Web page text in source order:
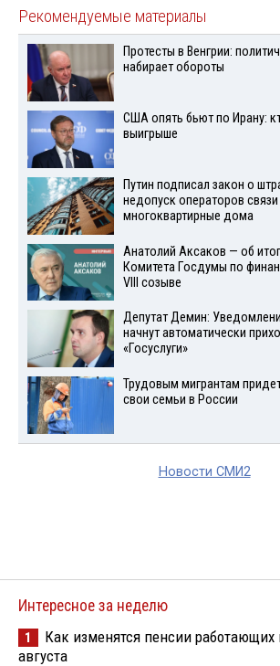
Рекомендуемые материалы
Протесты в Венгрии:
набирает обороты
США опять бьют по Ирану:
выигрыше
Путин подписал закон о
недопуск операторов связи
многоквартирные дома
Анатолий Аксаков — об
Комитета Госдумы по
VIII созыве
Депутат Демин:
начнут автоматически
«Госуслуги»
Трудовым мигрантам
свои семьи в России
Новости СМИ2
Интересное за неделю
1
Как изменятся пенсии работающих
августа